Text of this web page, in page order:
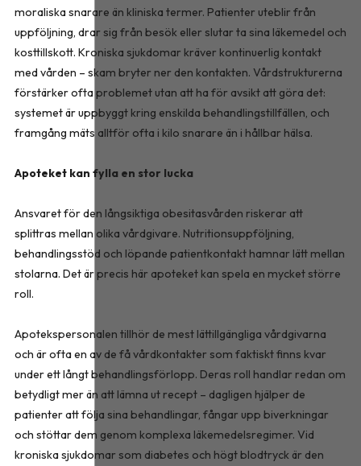
moraliska snarare än kliniska termer. Patienter uteblir från
uppföljning, drar sig från besök eller slutar ta sina läkemedel och
kosttillskott. Kroniska sjukdomar kräver kontinuerlig kontakt
med vården – skam bryter ner den kontakten. Vårdstrukturerna
förstärker ofta problemet utan att ha för avsikt att göra det:
systemet är uppbyggt kring enskilda behandlingstillfällen, och
framgång mäts alltför ofta i kilo snarare än i hållbar hälsa.
Apoteket kan fylla en stor lucka
Ansvaret för den långsiktiga obesitasvården riskerar att
splittras mellan olika vårdgivare. Nutritionsuppföljning,
behandlingsstöd och löpande patientkontakt hamnar lätt mellan
stolarna. Det är precis här apoteket kan spela en mycket större
roll.
Apotekspersonalen tillhör de mest lättillgängliga vårdgivarna
och är ofta en av de få vårdkontakter som faktiskt finns kvar
under ett långt behandlingsförlopp. Deras roll handlar redan om
betydligt mer än att lämna ut recept – dagligen hjälper de
patienter att följa sina behandlingar, fångar upp biverkningar
och stöttar dem genom komplexa läkemedelsregimer. Vid
kroniska sjukdomar som diabetes och högt blodtryck är den